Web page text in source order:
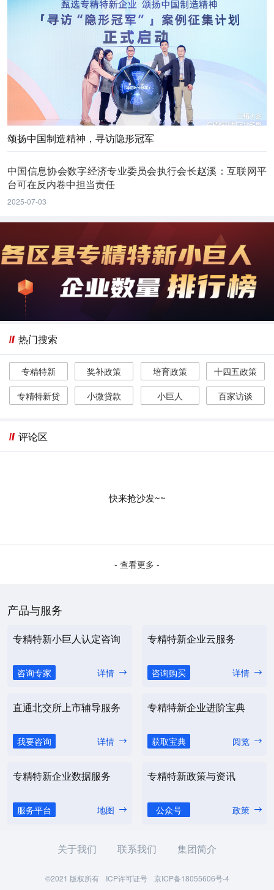
颂扬中国制造精神，寻访隐形冠军
中国信息协会数字经济专业委员会执行会长赵溪：互联网平
台可在反内卷中担当责任
2025-07-03
热门搜索
专精特新 奖补政策 培育政策
十四五政策
专精特新贷
小微贷款 小巨人 百家访谈
评论区
快来抢沙发~~
- 查看更多 -
产品与服务
专精特新小巨人认定咨询
咨询专家 详情
专精特新企业云服务
咨询购买 详情
直通北交所上市辅导服务
我要咨询 详情
专精特新企业进阶宝典
获取宝典 阅览
专精特新企业数据服务
服务平台 地图
专精特新政策与资讯
公众号 政策
关于我们 联系我们 集团简介
©2021 版权所有 ICP许可证号 京ICP备18055606号-4